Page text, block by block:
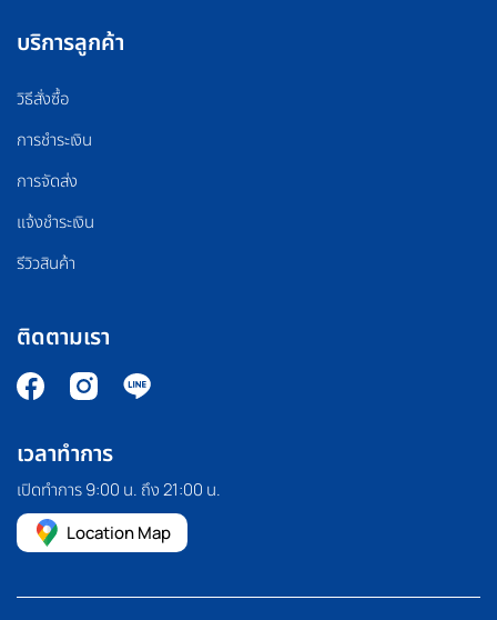
บริการลูกค้า
วิธีสั่งซื้อ
การชำระเงิน
การจัดส่ง
แจ้งชำระเงิน
รีวิวสินค้า
ติดตามเรา
เวลาทำการ
เปิดทำการ 9:00 น. ถึง 21:00 น.
Location Map